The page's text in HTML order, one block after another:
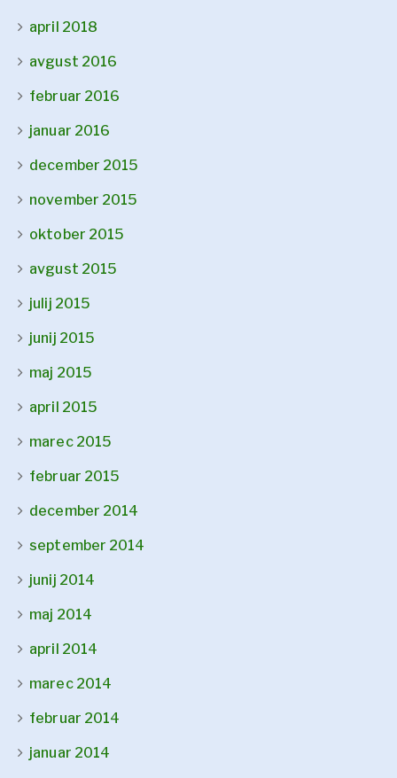
april 2018
avgust 2016
februar 2016
januar 2016
december 2015
november 2015
oktober 2015
avgust 2015
julij 2015
junij 2015
maj 2015
april 2015
marec 2015
februar 2015
december 2014
september 2014
junij 2014
maj 2014
april 2014
marec 2014
februar 2014
januar 2014